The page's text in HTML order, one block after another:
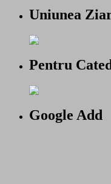
Uniunea
Pentru
Google Add